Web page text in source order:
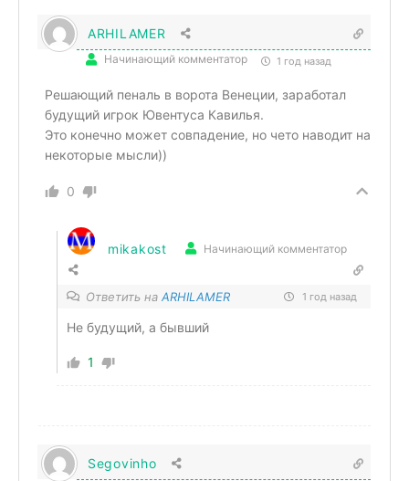
ARHILAMER
Начинающий комментатор 1 год назад
Решающий пеналь в ворота Венеции, заработал
будущий игрок Ювентуса Кавилья.
Это конечно может совпадение, но чето наводит на
некоторые мысли))
0
mikakost Начинающий комментатор
Ответить на ARHILAMER 1 год назад
Не будущий, а бывший
1
Segovinho